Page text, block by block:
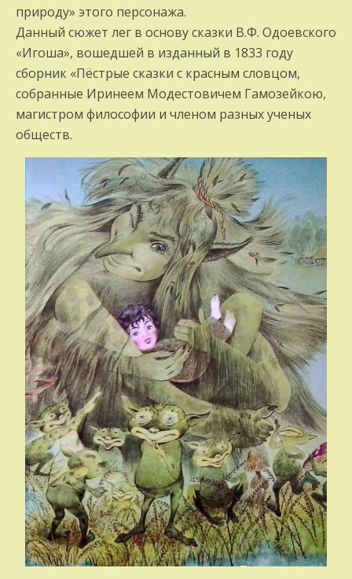
природу» этого персонажа.
Данный сюжет лег в основу сказки В.Ф. Одоевского
«Игоша», вошедшей в изданный в 1833 году
сборник «Пёстрые сказки с красным словцом,
собранные Иринеем Модестовичем Гамозейкою,
магистром философии и членом разных ученых
обществ.